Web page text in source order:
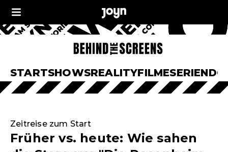
STARTSHOWSREALITYFILMESERIEN
Zeitreise zum Start
Früher vs. heute: Wie sahen